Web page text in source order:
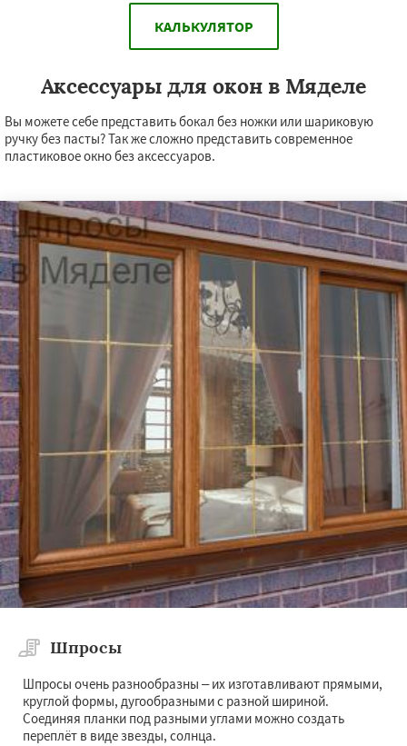
КАЛЬКУЛЯТОР
Аксессуары для окон в Мяделе
Вы можете себе представить бокал без ножки или шариковую
ручку без пасты? Так же сложно представить современное
пластиковое окно без аксессуаров.
Шпросы
Шпросы очень разнообразны – их изготавливают прямыми,
круглой формы, дугообразными с разной шириной.
Соединяя планки под разными углами можно создать
переплёт в виде звезды, солнца.